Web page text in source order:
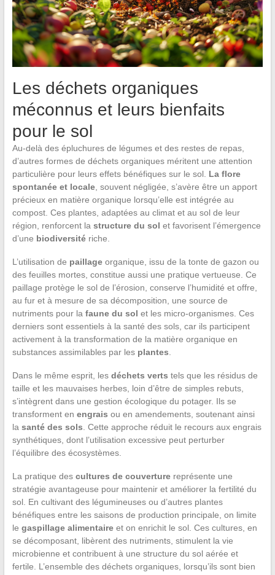
Les déchets organiques
méconnus et leurs bienfaits
pour le sol
Au-delà des épluchures de légumes et des restes de repas,
d’autres formes de déchets organiques méritent une attention
particulière pour leurs effets bénéfiques sur le sol. La flore
spontanée et locale, souvent négligée, s’avère être un apport
précieux en matière organique lorsqu’elle est intégrée au
compost. Ces plantes, adaptées au climat et au sol de leur
région, renforcent la structure du sol et favorisent l’émergence
d’une biodiversitériche.
L’utilisation de paillageorganique, issu de la tonte de gazon ou
des feuilles mortes, constitue aussi une pratique vertueuse. Ce
paillage protège le sol de l’érosion, conserve l’humidité et offre,
au fur et à mesure de sa décomposition, une source de
nutriments pour la faune du sol et les micro-organismes. Ces
derniers sont essentiels à la santé des sols, car ils participent
activement à la transformation de la matière organique en
substances assimilables par les plantes
Dans le même esprit, les déchets verts tels que les résidus de
taille et les mauvaises herbes, loin d’être de simples rebuts,
s’intègrent dans une gestion écologique du potager. Ils se
transforment en engrais ou en amendements, soutenant ainsi
la santé des sols . Cette approche réduit le recours aux engrais
synthétiques, dont l’utilisation excessive peut perturber
l’équilibre des écosystèmes.
La pratique des cultures de couverturereprésente une
stratégie avantageuse pour maintenir et améliorer la fertilité du
sol. En cultivant des légumineuses ou d’autres plantes
bénéfiques entre les saisons de production principale, on limite
le gaspillage alimentaireet on enrichit le sol. Ces cultures, en
se décomposant, libèrent des nutriments, stimulent la vie
microbienne et contribuent à une structure du sol aérée et
fertile. L’ensemble des déchets organiques, lorsqu’ils sont bien